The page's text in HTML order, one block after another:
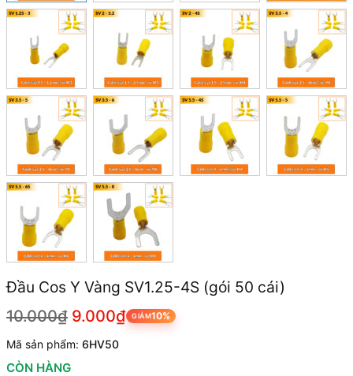
Đầu Cos Y Vàng SV1.25-4S (gói 50 cái)
10.000₫ 9.000₫ GIẢM10%
Mã sản phẩm: 6HV50
CÒN HÀNG